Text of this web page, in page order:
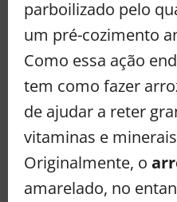
parboilizado pelo
um pré-cozimento
Como essa ação
tem como fazer
de ajudar a reter
vitaminas e
Originalmente, o
amarelado, no